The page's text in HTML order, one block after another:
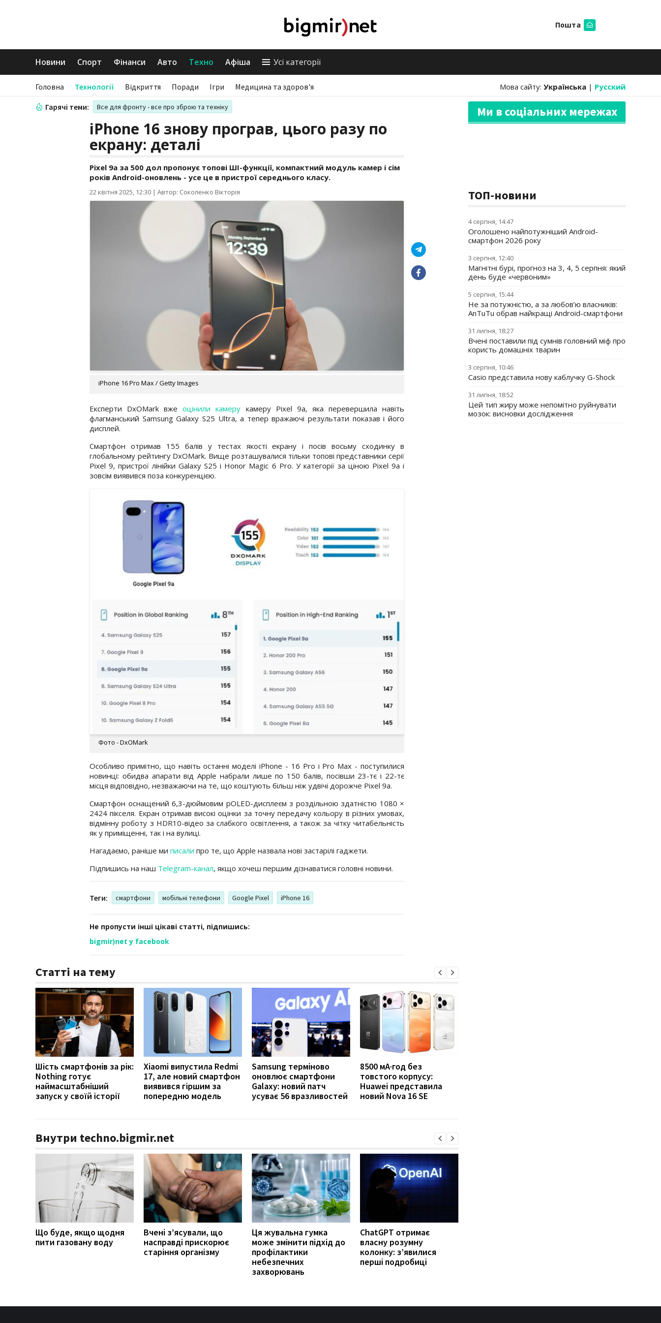
Пошта
Новини Спорт Фінанси Авто Техно Афіша Усі категорії
Головна Технології Відкриття Поради Ігри Медицина та здоров'я Мова сайту: Українська | Русский
Гарячі теми: Все для фронту - все про зброю та техніку
iPhone 16 знову програв, цього разу по
екрану: деталі
Pixel 9a за 500 дол пропонує топові ШІ-функції, компактний модуль камер і сім
років Android-оновлень - усе це в пристрої середнього класу.
22 квітня 2025, 12:30 | Автор: Соколенко Вікторія
iPhone 16 Pro Max / Getty Images
Експерти DxOMark вжеоцінили камеру камеру Pixel 9a, яка перевершила навіть
флагманський Samsung Galaxy S25 Ultra, а тепер вражаючі результати показав і його
дисплей.
Смартфон отримав 155 балів у тестах якості екрану і посів восьму сходинку в
глобальному рейтингу DxOMark. Вище розташувалися тільки топові представники серії
Pixel 9, пристрої лінійки Galaxy S25 і Honor Magic 6 Pro. У категорії за ціною Pixel 9a і
зовсім виявився поза конкуренцією.
Фото - DxOMark
Особливо примітно, що навіть останні моделі iPhone - 16 Pro і Pro Max - поступилися
новинці: обидва апарати від Apple набрали лише по 150 балів, посівши 23-тє і 22-тє
місця відповідно, незважаючи на те, що коштують більш ніж удвічі дорожче Pixel 9a.
Смартфон оснащений 6,3-дюймовим pOLED-дисплеєм з роздільною здатністю 1080 ×
2424 пікселя. Екран отримав високі оцінки за точну передачу кольору в різних умовах,
відмінну роботу з HDR10-відео за слабкого освітлення, а також за чітку читабельність
як у приміщенні, так і на вулиці.
Нагадаємо, раніше ми писали про те, що Apple назвала нові застарілі гаджети.
Підпишись на наш Telegram-канал, якщо хочеш першим дізнаватися головні новини.
Теги: смартфони мобільні телефони Google Pixel iPhone 16
Не пропусти інші цікаві статті, підпишись:
bigmir)net у facebook
Статті на тему
Шість смартфонів за рік:
Nothing готує
наймасштабніший
запуск у своїй історії
Xiaomi випустила Redmi
17, але новий смартфон
виявився гіршим за
попередню модель
Samsung терміново
оновлює смартфони
Galaxy: новий патч
усуває 56 вразливостей
8500 мА·год без
товстого корпусу:
Huawei представила
новий Nova 16 SE
Внутри techno.bigmir.net
Що буде, якщо щодня
пити газовану воду
Вчені з’ясували, що
насправді прискорює
старіння організму
Ця жувальна гумка
може змінити підхід до
профілактики
небезпечних
захворювань
ChatGPT отримає
власну розумну
колонку: з’явилися
перші подробиці
Ми в соціальних мережах
ТОП-новини
4 серпня, 14:47
Оголошено найпотужніший Android-
смартфон 2026 року
3 серпня, 12:40
Магнітні бурі, прогноз на 3, 4, 5 серпня: який
день буде «червоним»
5 серпня, 15:44
Не за потужністю, а за любов’ю власників:
AnTuTu обрав найкращі Android-смартфони
31 липня, 18:27
Вчені поставили під сумнів головний міф про
користь домашніх тварин
3 серпня, 10:46
Casio представила нову каблучку G-Shock
31 липня, 18:52
Цей тип жиру може непомітно руйнувати
мозок: висновки дослідження